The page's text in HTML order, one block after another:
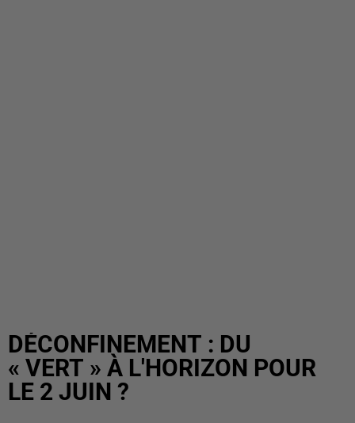
DÉCONFINEMENT : DU
« VERT » À L'HORIZON POUR
LE 2 JUIN ?